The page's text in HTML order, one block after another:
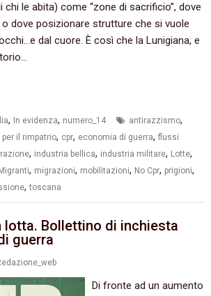
le abita) come “zone di sacrificio”, dove
dove posizionare strutture che si vuole
dal cuore. È così che la Lunigiana, e
, In evidenza, numero_14 antirazzismo,
per il rimpatrio, cpr, economia di guerra,flussi
, industria bellica, industria militare, Lotte,
Migranti, migrazioni, mobilitazioni, No Cpr, prigioni,
,toscana
lotta. Bollettino di inchiesta
guerra
Di fronte ad un aumento